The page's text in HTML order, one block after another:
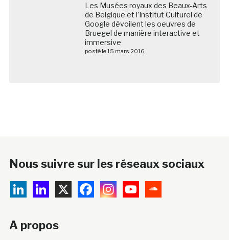
Les Musées royaux des Beaux-Arts
de Belgique et l’Institut Culturel de
Google dévoilent les oeuvres de
Bruegel de manière interactive et
immersive
posté le 15 mars 2016
Nous suivre sur les réseaux sociaux
A propos